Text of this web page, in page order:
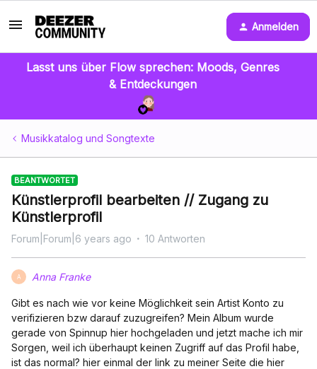
Anmelden
Lasst uns über Flow sprechen: Moods, Genres
& Entdeckungen
Musikkatalog und Songtexte
BEANTWORTET
Künstlerprofil bearbeiten // Zugang zu
Künstlerprofil
Forum|Forum|6 years ago 10 Antworten
A Anna Franke
Gibt es nach wie vor keine Möglichkeit sein Artist Konto zu
verifizieren bzw darauf zuzugreifen? Mein Album wurde
gerade von Spinnup hier hochgeladen und jetzt mache ich mir
Sorgen, weil ich überhaupt keinen Zugriff auf das Profil habe,
ist das normal? hier einmal der link zu meiner Seite die hier